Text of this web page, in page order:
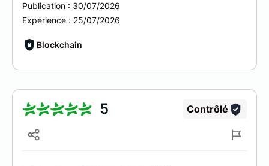
Publication : 30/07/2026
Expérience : 25/07/2026
Blockchain
5 Contrôlé